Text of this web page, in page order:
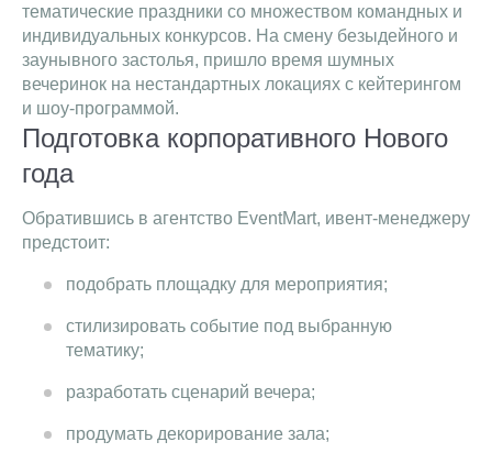
тематические праздники со множеством командных и
индивидуальных конкурсов. На смену безыдейного и
заунывного застолья, пришло время шумных
вечеринок на нестандартных локациях с кейтерингом
и шоу-программой.
Подготовка корпоративного Нового
года
Обратившись в агентство EventMart, ивент-менеджеру
предстоит:
подобрать площадку для мероприятия;
стилизировать событие под выбранную
тематику;
разработать сценарий вечера;
продумать декорирование зала;